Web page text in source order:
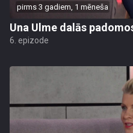
pirms 3 gadiem, 1 mēneša
Una Ulme dalās
6. epizode